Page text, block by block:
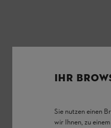
IHR
Sie nutzen einen
wir Ihnen, zu